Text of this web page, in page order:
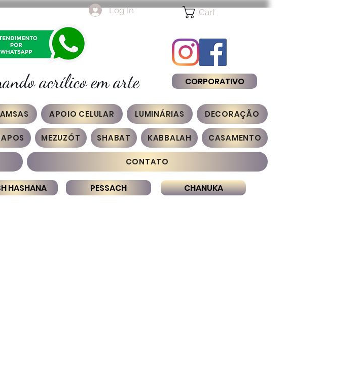
Log In
acrílico em arte
Cart
CORPORATIVO
APOIO CELULAR LUMINÁRIAS DECORAÇÃO
MEZUZÓT SHABAT KABBALAH CASAMENTO
CONTATO
HASHANA PESSACH CHANUKA